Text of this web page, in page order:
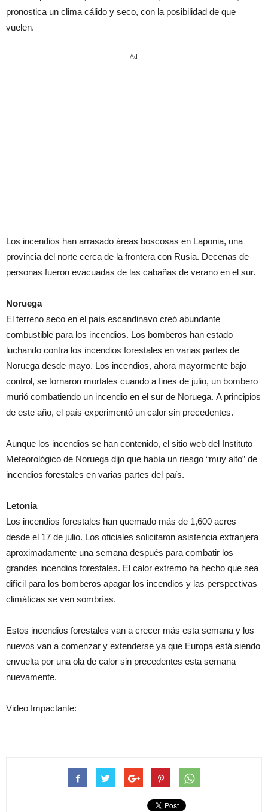
pronostica un clima cálido y seco, con la posibilidad de que
vuelen.
– Ad –
Los incendios han arrasado áreas boscosas en Laponia, una
provincia del norte cerca de la frontera con Rusia. Decenas de
personas fueron evacuadas de las cabañas de verano en el sur.
Noruega
El terreno seco en el país escandinavo creó abundante
combustible para los incendios. Los bomberos han estado
luchando contra los incendios forestales en varias partes de
Noruega desde mayo. Los incendios, ahora mayormente bajo
control, se tornaron mortales cuando a fines de julio, un bombero
murió combatiendo un incendio en el sur de Noruega. A principios
de este año, el país experimentó un calor sin precedentes.
Aunque los incendios se han contenido, el sitio web del Instituto
Meteorológico de Noruega dijo que había un riesgo “muy alto” de
incendios forestales en varias partes del país.
Letonia
Los incendios forestales han quemado más de 1,600 acres
desde el 17 de julio. Los oficiales solicitaron asistencia extranjera
aproximadamente una semana después para combatir los
grandes incendios forestales. El calor extremo ha hecho que sea
difícil para los bomberos apagar los incendios y las perspectivas
climáticas se ven sombrías.
Estos incendios forestales van a crecer más esta semana y los
nuevos van a comenzar y extenderse ya que Europa está siendo
envuelta por una ola de calor sin precedentes esta semana
nuevamente.
Video Impactante: